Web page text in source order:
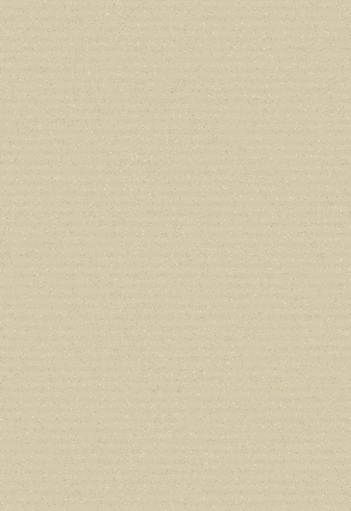
Deprecated: Creation of
deprecated in/home/
line210
Deprecated: Creation of
deprecated in/home/
line212
Deprecated: Creation of
deprecated in /home/
line 213